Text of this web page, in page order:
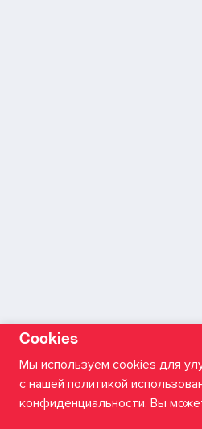
Cookies
Мы используем cookies для
с нашей политикой
конфиденциальности. Вы